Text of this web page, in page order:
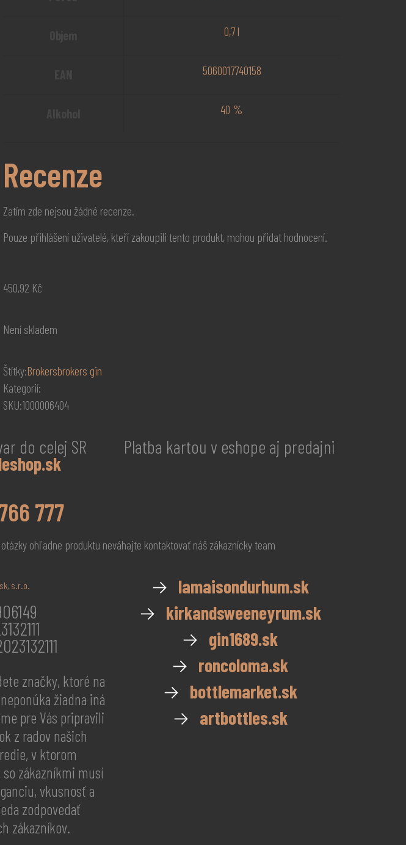
0,7 l
5060017740158
40 %
Recenze
Zatím zde nejsou žádné recenze.
Pouze přihlášení uživatelé, kteří zakoupili tento produkt, mohou přidat hodnocení.
450,92 Kč
Není skladem
Štítky:Brokersbrokers gin
Kategorií:
SKU:1000006404
do celej SR Platba kartou v eshope aj predajni
777
ohľadne produktu neváhajte kontaktovať náš zákaznícky team
s.r.o.
značky, ktoré na
žiadna iná
pre Vás pripravili
z radov našich
v ktorom
zákazníkmi musí
vkusnosť a
zodpovedať
zákazníkov.
→ lamaisondurhum.sk
→ kirkandsweeneyrum.sk
→ gin1689.sk
→ roncoloma.sk
→ bottlemarket.sk
→ artbottles.sk